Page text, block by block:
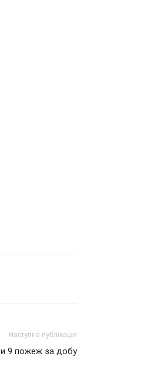
Наступна публікація
9 пожеж за добу